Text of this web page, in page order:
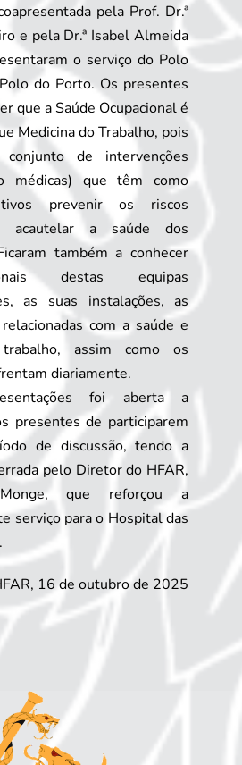
pela Prof. Dr.ª
e pela Dr.ª Isabel Almeida
o serviço do Polo
do Porto. Os presentes
que a Saúde Ocupacional é
Medicina do Trabalho, pois
de intervenções
médicas) que têm como
prevenir os riscos
acautelar a saúde dos
também a conhecer
destas equipas
as suas instalações, as
com a saúde e
assim como os
diariamente.
foi aberta a
presentes de participarem
de discussão, tendo a
pelo Diretor do HFAR,
que reforçou a
serviço para o Hospital das
16 de outubro de 2025